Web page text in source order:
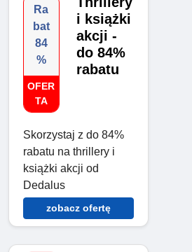
Ra
bat
84
%
OFER
TA
i książki
akcji -
do 84%
rabatu
Skorzystaj z do 84%
rabatu na thrillery i
książki akcji od
Dedalus
zobacz ofertę